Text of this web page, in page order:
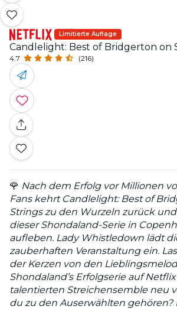
Limitierte Auflage
Candlelight: Best of Bridgerton on
4.7 (216)
🌹 Nach dem Erfolg vor Millionen
Fans kehrt Candlelight: Best of
Strings zu den Wurzeln zurück
dieser Shondaland-Serie in
aufleben. Lady Whistledown lädt
zauberhaften Veranstaltung ein.
der Kerzen von den
Shondaland’s Erfolgserie auf
talentierten Streichensemble neu
du zu den Auserwählten gehören?